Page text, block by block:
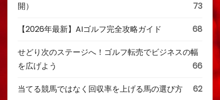
開）
73
【2026年最新】AIゴルフ完全攻略ガイド 68
せどり次のステージへ！ゴルフ転売でビジネスの幅
を広げよう
66
当てる競馬ではなく回収率を上げる馬の選び方 62